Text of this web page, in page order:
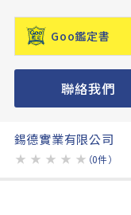
Goo鑑定書
聯絡我們
錫德實業有限公司
★ ★ ★ ★ ★ （0件）